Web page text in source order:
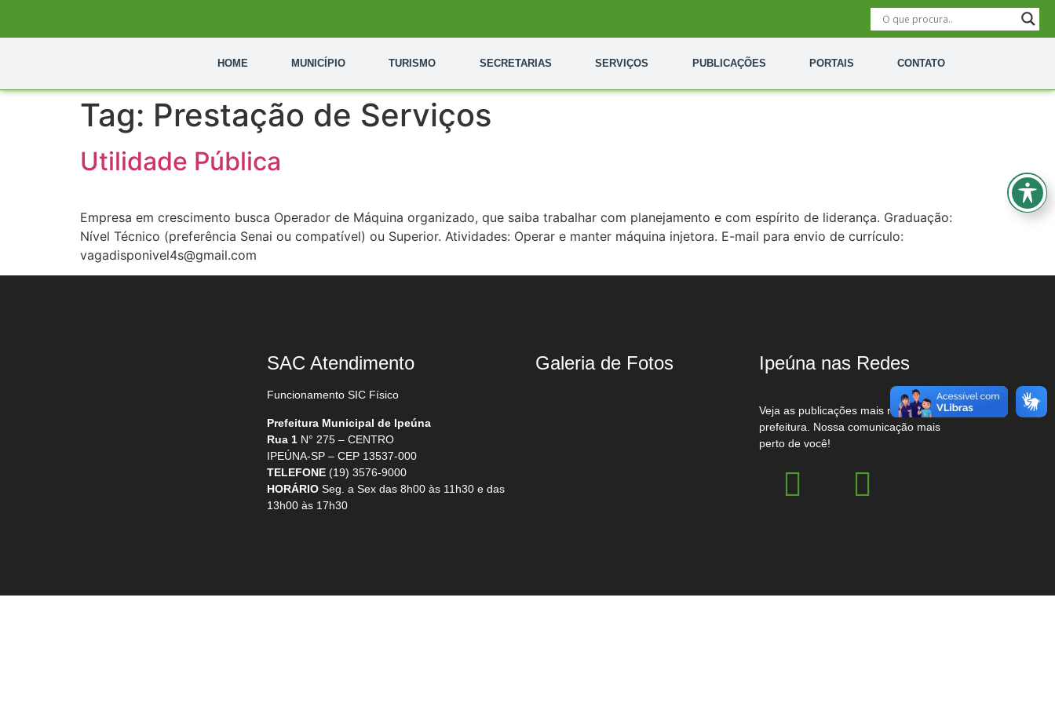
HOME MUNICÍPIO TURISMO SECRETARIAS SERVIÇOS PUBLICAÇÕES PORTAIS CONTATO
Tag: Prestação de Serviços
Utilidade Pública
Empresa em crescimento busca Operador de Máquina organizado, que saiba trabalhar com planejamento e com espírito de liderança. Graduação:
Nível Técnico (preferência Senai ou compatível) ou Superior. Atividades: Operar e manter máquina injetora. E-mail para envio de currículo:
vagadisponivel4s@gmail.com
SAC Atendimento
Funcionamento SIC Físico
Prefeitura Municipal de Ipeúna
Rua 1 N° 275 – CENTRO
IPEÚNA-SP – CEP 13537-000
TELEFONE (19) 3576-9000
HORÁRIO Seg. a Sex das 8h00 às 11h30 e das
13h00 às 17h30
Galeria de Fotos Ipeúna nas Redes
Veja as publicações mais recentes da
prefeitura. Nossa comunicação mais
perto de você!